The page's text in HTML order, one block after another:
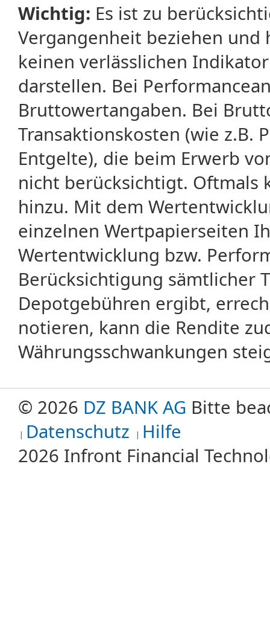
Wichtig: Es ist zu
Vergangenheit beziehen
keinen verlässlichen
darstellen. Bei
Bruttowertangaben. Bei
Transaktionskosten (wie z.B.
Entgelte), die beim Erwerb
nicht berücksichtigt. Oftmals
hinzu. Mit dem
einzelnen Wertpapierseiten
Wertentwicklung bzw.
Berücksichtigung sämtlicher
Depotgebühren ergibt,
notieren, kann die Rendite
Währungsschwankungen
© 2026 DZ BANK AG Bitte
Datenschutz Hilfe
2026 Infront Financial